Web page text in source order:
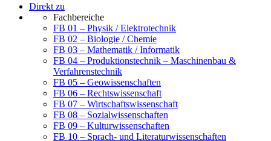
Direkt zu
Fachbereiche
FB 01 – Physik / Elektrotechnik
FB 02 – Biologie / Chemie
FB 03 – Mathematik / Informatik
FB 04 – Produktionstechnik – Maschinenbau &
Verfahrenstechnik
FB 05 – Geowissenschaften
FB 06 – Rechtswissenschaft
FB 07 – Wirtschaftswissenschaft
FB 08 – Sozialwissenschaften
FB 09 – Kulturwissenschaften
FB 10 – Sprach- und Literaturwissenschaften